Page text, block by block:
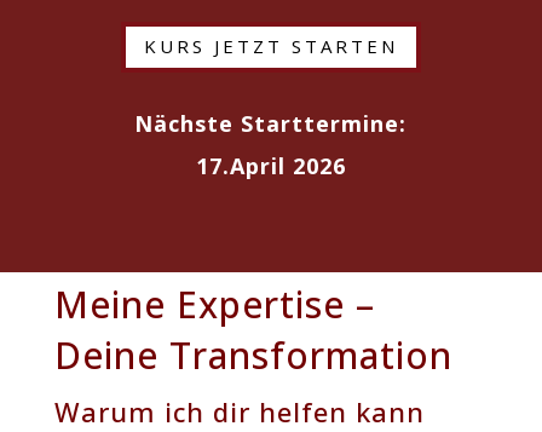
KURS JETZT STARTEN
Nächste Starttermine:
17.April 2026
Meine Expertise –
Deine Transformation
Warum ich dir helfen kann